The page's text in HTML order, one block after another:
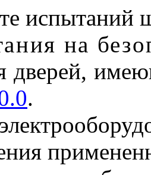
испытаний
на
дверей,
.